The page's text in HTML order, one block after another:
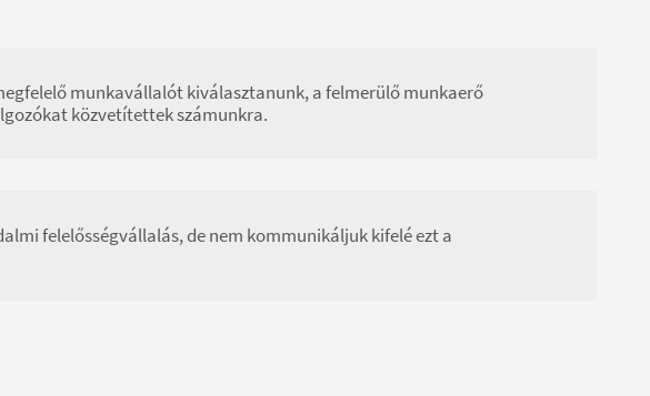
munkavállalót kiválasztanunk, a felmerülő munkaerő
közvetítettek számunkra.
felelősségvállalás, de nem kommunikáljuk kifelé ezt a